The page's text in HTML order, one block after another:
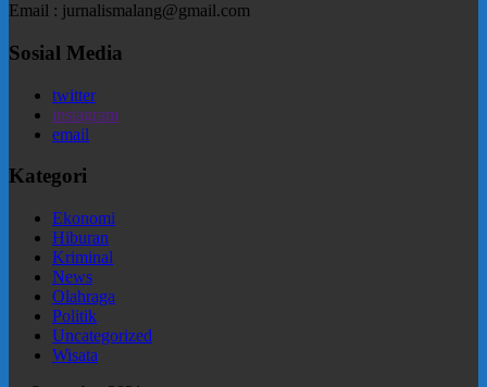
Email : jurnalismalang@gmail.com
Sosial Media
twitter
instagram
email
Kategori
Ekonomi
Hiburan
Kriminal
News
Olahraga
Politik
Uncategorized
Wisata